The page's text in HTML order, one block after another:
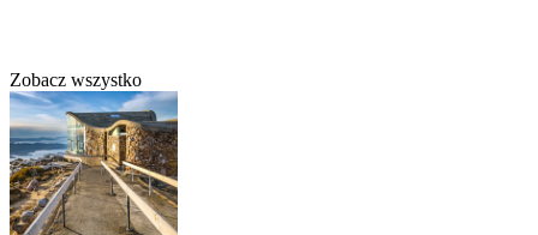
Zobacz wszystko